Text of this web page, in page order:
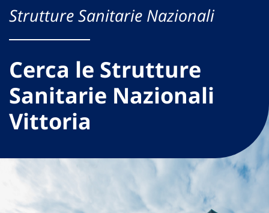
Strutture Sanitarie Nazionali
Cerca le Strutture
Sanitarie Nazionali
Vittoria